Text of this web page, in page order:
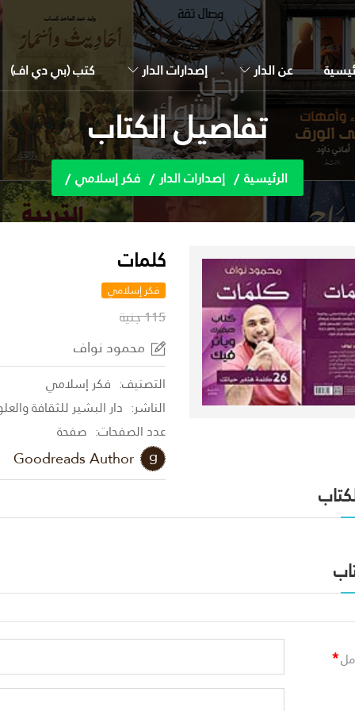
عن الدار إصدارات الدار كتب (بي دي اف)
تفاصيل الكتاب
الرئيسية إصدارات الدار فكر إسلامي
كلمات
فكر إسلامي
115 جنية
محمود نواف
التصنيف: فكر إسلامي
الناشر: دار البشير للثقافة
عدد الصفحات: صفحة
Goodreads Author
*